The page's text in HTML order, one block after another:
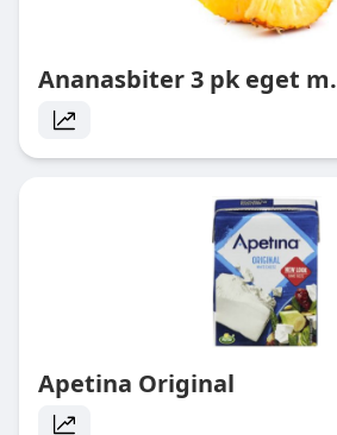
Ananasbiter 3 pk eget m.
Apetina Original